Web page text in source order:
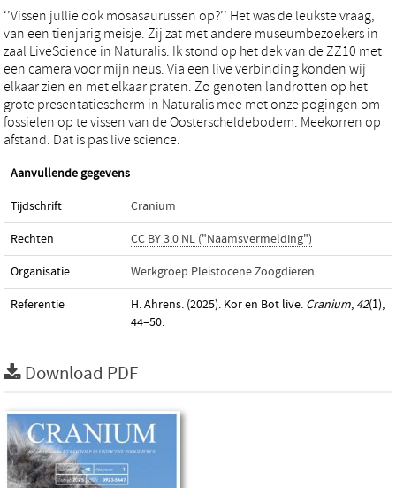
‘’Vissen jullie ook mosasaurussen op?’’ Het was de leukste vraag,
van een tienjarig meisje. Zij zat met andere museumbezoekers in
zaal LiveScience in Naturalis. Ik stond op het dek van de ZZ10 met
een camera voor mijn neus. Via een live verbinding konden wij
elkaar zien en met elkaar praten. Zo genoten landrotten op het
grote presentatiescherm in Naturalis mee met onze pogingen om
fossielen op te vissen van de Oosterscheldebodem. Meekorren op
afstand. Dat is pas live science.
Aanvullende gegevens
Tijdschrift Cranium
Rechten CC BY 3.0 NL ("Naamsvermelding")
Organisatie Werkgroep Pleistocene Zoogdieren
Referentie H. Ahrens. (2025). Kor en Bot live. Cranium, 42(1),
44–50.
Download PDF